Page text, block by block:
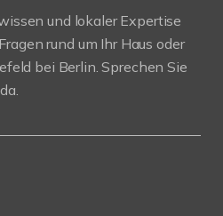
und lokaler Expertise
rund um Ihr Haus oder
bei Berlin. Sprechen Sie